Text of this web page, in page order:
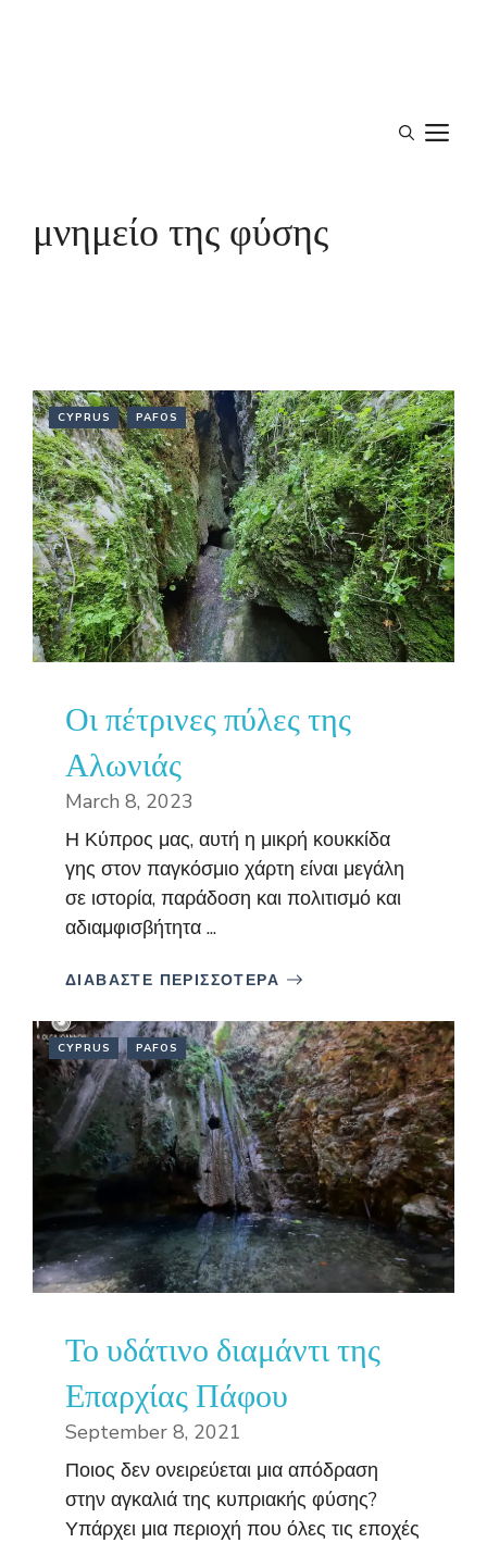
μνημείο της φύσης
CYPRUS PAFOS
Οι πέτρινες πύλες της
Αλωνιάς
March 8, 2023
Η Κύπρος μας, αυτή η μικρή κουκκίδα
γης στον παγκόσμιο χάρτη είναι μεγάλη
σε ιστορία, παράδοση και πολιτισμό και
αδιαμφισβήτητα ...
ΔΙΑΒΑΣΤΕ ΠΕΡΙΣΣΟΤΕΡΑ
CYPRUS PAFOS
Το υδάτινο διαμάντι της
Επαρχίας Πάφου
September 8, 2021
Ποιος δεν ονειρεύεται μια απόδραση
στην αγκαλιά της κυπριακής φύσης?
Υπάρχει μια περιοχή που όλες τις εποχές